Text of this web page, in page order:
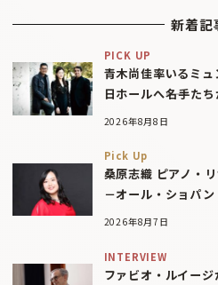
新着記
PICK UP
青木尚佳率いるミ
日ホールへ――名手た
2026年8月8日
Pick Up
桑原志織 ピアノ・
－オール・ショパ
2026年8月7日
INTERVIEW
ファビオ・ルイー